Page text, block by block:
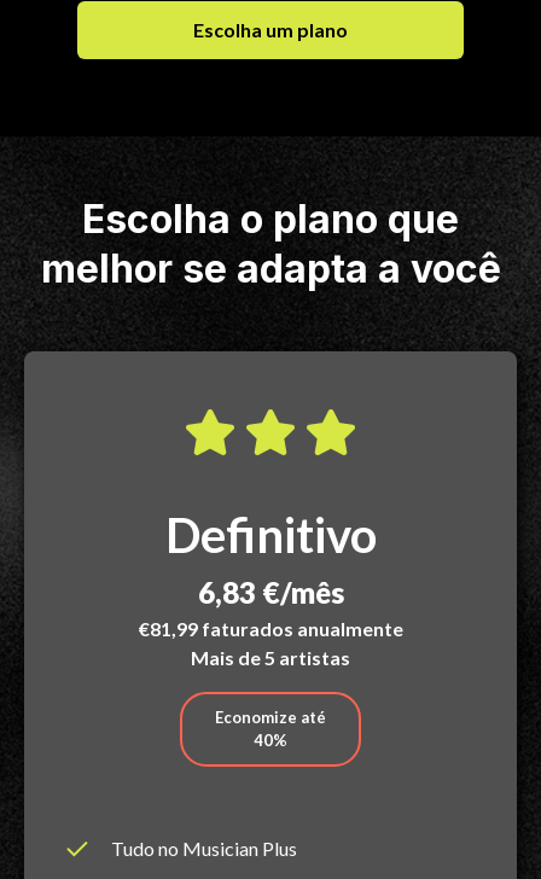
Escolha um plano
Escolha o plano que
melhor se adapta a você
Definitivo
6,83 €/mês
€81,99 faturados anualmente
Mais de 5 artistas
Economize até
40%
Tudo no Musician Plus